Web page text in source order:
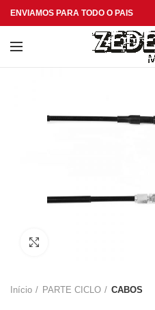
ENVIAMOS PARA TODO O PAIS
Início PARTE CICLO CABOS